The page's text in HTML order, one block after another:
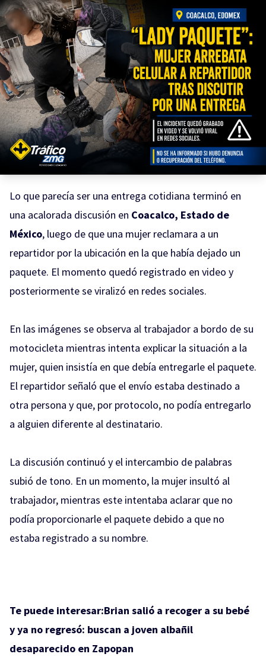
Lo que parecía ser una entrega cotidiana terminó en
una acalorada discusión en Coacalco, Estado de
México, luego de que una mujer reclamara a un
repartidor por la ubicación en la que había dejado un
paquete. El momento quedó registrado en video y
posteriormente se viralizó en redes sociales.
En las imágenes se observa al trabajador a bordo de su
motocicleta mientras intenta explicar la situación a la
mujer, quien insistía en que debía entregarle el paquete.
El repartidor señaló que el envío estaba destinado a
otra persona y que, por protocolo, no podía entregarlo
a alguien diferente al destinatario.
La discusión continuó y el intercambio de palabras
subió de tono. En un momento, la mujer insultó al
trabajador, mientras este intentaba aclarar que no
podía proporcionarle el paquete debido a que no
estaba registrado a su nombre.
Te puede interesar:Brian salió a recoger a su bebé
y ya no regresó: buscan a joven albañil
desaparecido en Zapopan